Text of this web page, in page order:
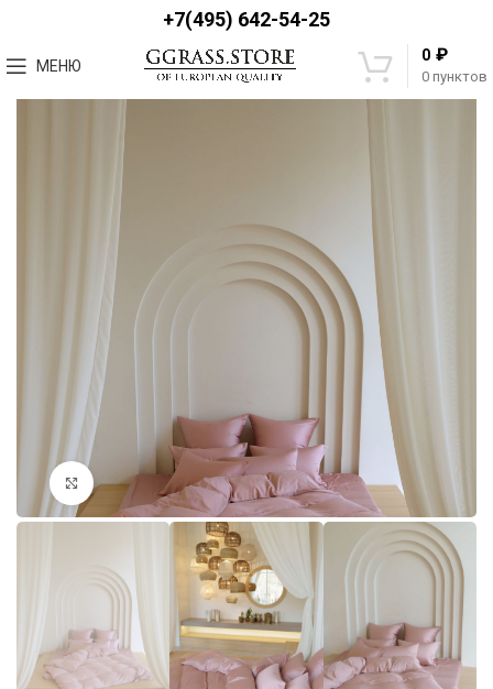
+7(495) 642-54-25
МЕНЮ
0 пунктов
0 ₽
Увеличить